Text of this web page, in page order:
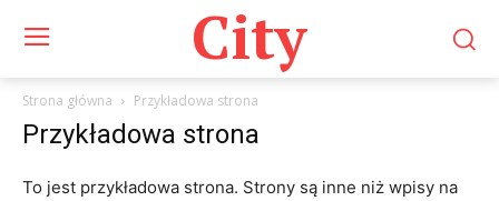
City
Strona główna Przykładowa strona
Przykładowa strona
To jest przykładowa strona. Strony są inne niż wpisy na